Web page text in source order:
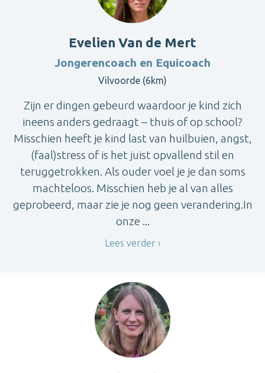
Evelien Van de Mert
Jongerencoach en Equicoach
Vilvoorde (6km)
Zijn er dingen gebeurd waardoor je kind zich
ineens anders gedraagt – thuis of op school?
Misschien heeft je kind last van huilbuien, angst,
(faal)stress of is het juist opvallend stil en
teruggetrokken. Als ouder voel je je dan soms
machteloos. Misschien heb je al van alles
geprobeerd, maar zie je nog geen verandering.In
onze ...
Lees verder